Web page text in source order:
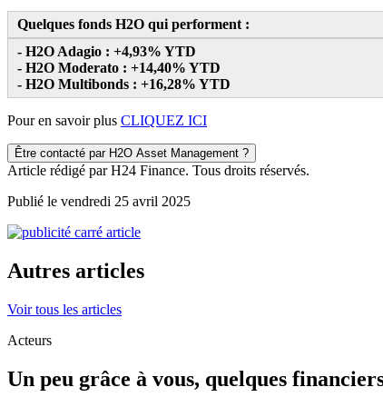
Quelques fonds H2O qui performent :
- H2O Adagio : +4,93% YTD
- H2O Moderato : +14,40% YTD
- H2O Multibonds : +16,28% YTD
Pour en savoir plus CLIQUEZ ICI
Être contacté par H2O Asset Management ?
Article rédigé par H24 Finance. Tous droits réservés.
Publié le vendredi 25 avril 2025
Autres articles
Voir tous les articles
Acteurs
Un peu grâce à vous, quelques